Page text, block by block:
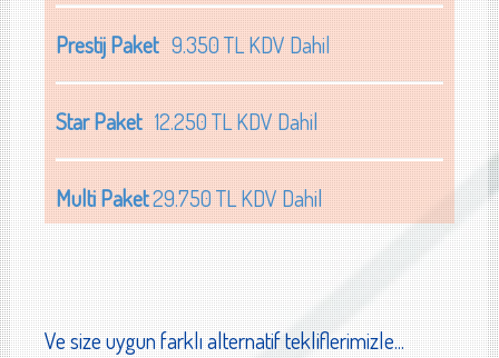
Prestij Paket9.350 TL KDV Dahil
Star Paket12.250 TL KDV Dahil
Multi Paket29.750 TL KDV Dahil
Ve size uygun farklı alternatif tekliflerimizle...